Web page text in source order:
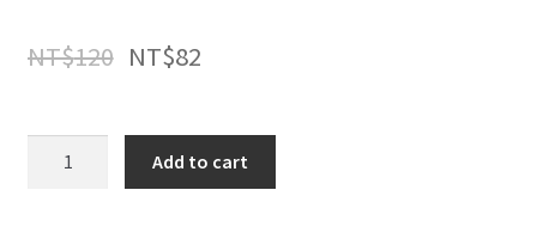
NT$120 NT$82
Add to cart